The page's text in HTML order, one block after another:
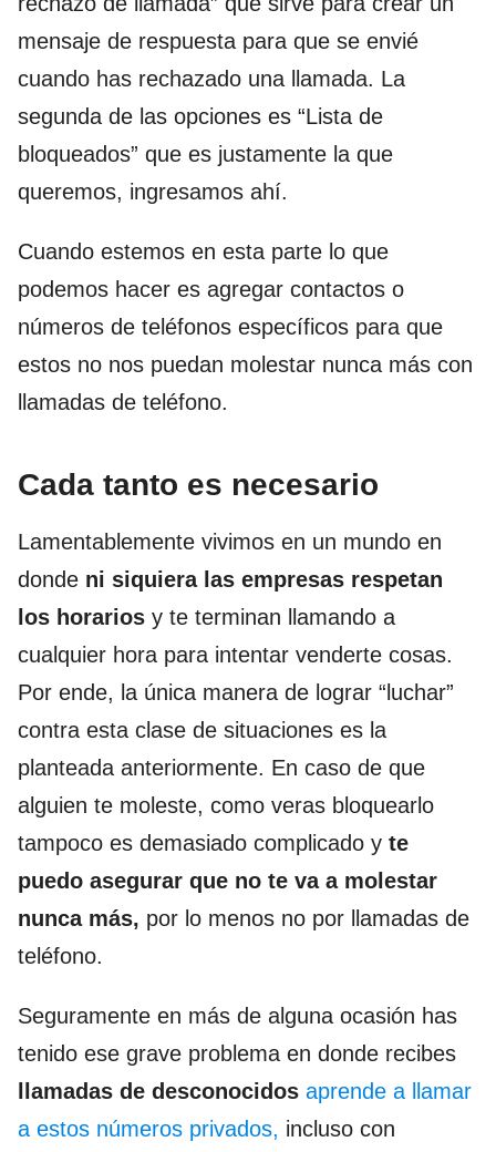
mensaje de respuesta para que se envié
cuando has rechazado una llamada. La
segunda de las opciones es “Lista de
bloqueados” que es justamente la que
queremos, ingresamos ahí.
Cuando estemos en esta parte lo que
podemos hacer es agregar contactos o
números de teléfonos específicos para que
estos no nos puedan molestar nunca más con
llamadas de teléfono.
Cada tanto es necesario
Lamentablemente vivimos en un mundo en
donde ni siquiera las empresas respetan
los horarios y te terminan llamando a
cualquier hora para intentar venderte cosas.
Por ende, la única manera de lograr “luchar”
contra esta clase de situaciones es la
planteada anteriormente. En caso de que
alguien te moleste, como veras bloquearlo
tampoco es demasiado complicado y te
puedo asegurar que no te va a molestar
nunca más, por lo menos no por llamadas de
teléfono.
Seguramente en más de alguna ocasión has
tenido ese grave problema en donde recibes
llamadas de desconocidos aprende a llamar
a estos números privados, incluso con